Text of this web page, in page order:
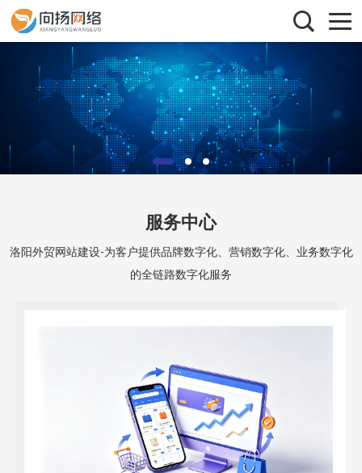
服务中心
洛阳外贸网站建设-为客户提供品牌数字化、营销数字化、业务数字化
的全链路数字化服务